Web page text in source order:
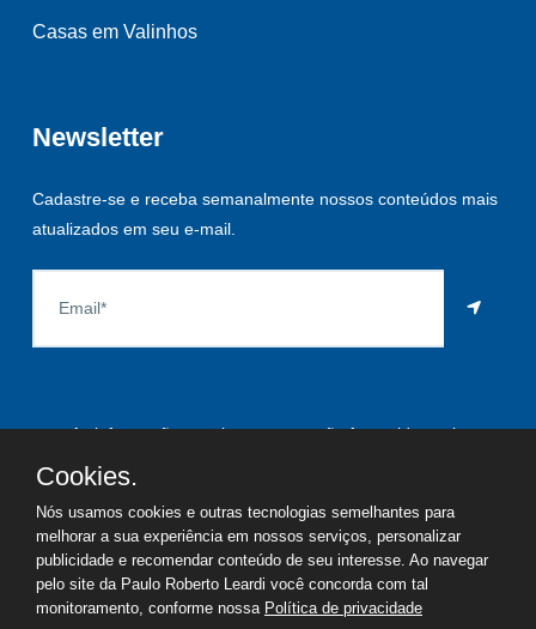
Casas em Valinhos
Newsletter
Cadastre-se e receba semanalmente nossos conteúdos mais
atualizados em seu e-mail.
As informações aqui constantes são fornecidas pelo
proprietário do imóvel e estão sujeitas a alteração a qualquer
©2026Copyright - Paulo Roberto Leardi | Todos os direitos
Cookies.
Nós usamos cookies e outras tecnologias semelhantes para
melhorar a sua experiência em nossos serviços, personalizar
publicidade e recomendar conteúdo de seu interesse. Ao navegar
pelo site da Paulo Roberto Leardi você concorda com tal
monitoramento, conforme nossa Política de privacidade